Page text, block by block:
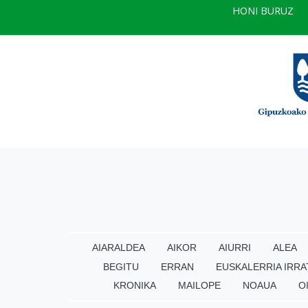
HONI BURUZ
AIARALDEA AIKOR AIURRI ALEA
BEGITU
ERRAN EUSKALERRIA
KRONIKA
MAILOPE NOAUA